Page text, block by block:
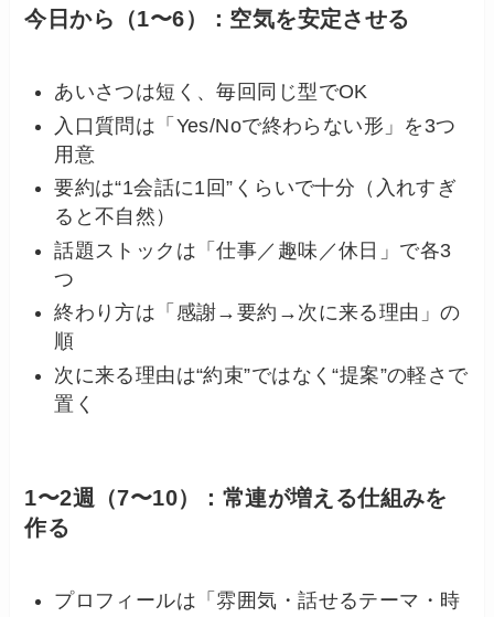
今日から（1〜6）：空気を安定させる
あいさつは短く、毎回同じ型でOK
入口質問は「Yes/Noで終わらない形」を3つ
用意
要約は“1会話に1回”くらいで十分（入れすぎ
ると不自然）
話題ストックは「仕事／趣味／休日」で各3
つ
終わり方は「感謝→要約→次に来る理由」の
順
次に来る理由は“約束”ではなく“提案”の軽さで
置く
1〜2週（7〜10）：常連が増える仕組みを
作る
プロフィールは「雰囲気・話せるテーマ・時